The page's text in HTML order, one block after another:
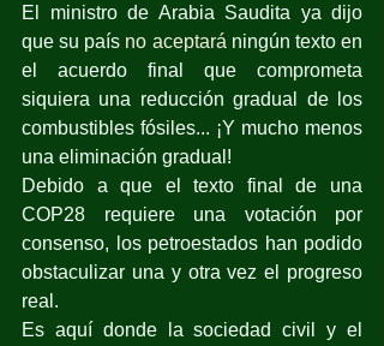
El ministro de Arabia Saudita ya dijo
que su país no aceptará ningún texto en
el acuerdo final que comprometa
siquiera una reducción gradual de los
combustibles fósiles... ¡Y mucho menos
una eliminación gradual!
Debido a que el texto final de una
COP28 requiere una votación por
consenso, los petroestados han podido
obstaculizar una y otra vez el progreso
real.
Es aquí donde la sociedad civil y el